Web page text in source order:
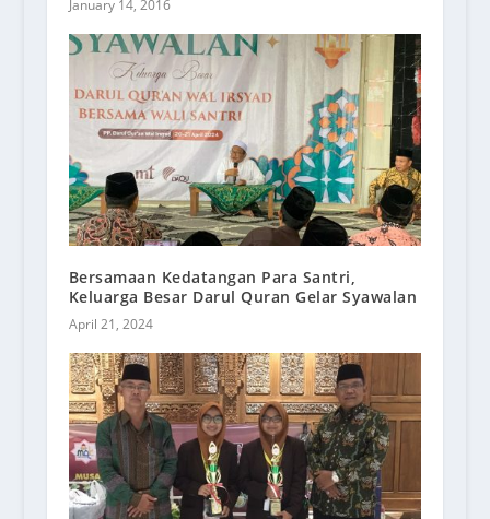
January 14, 2016
Bersamaan Kedatangan Para Santri,
Keluarga Besar Darul Quran Gelar Syawalan
April 21, 2024